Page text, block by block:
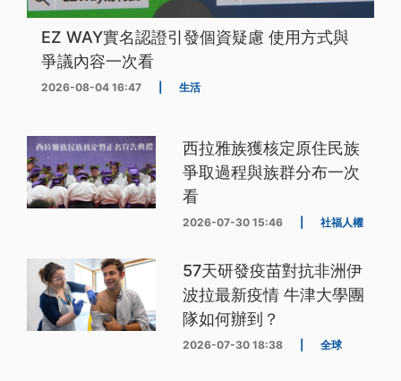
EZ WAY實名認證引發個資疑慮 使用方式與
爭議內容一次看
2026-08-04 16:47 生活
西拉雅族獲核定原住民族
爭取過程與族群分布一次
看
2026-07-30 15:46 社福人權
57天研發疫苗對抗非洲伊
波拉最新疫情 牛津大學團
隊如何辦到？
2026-07-30 18:38 全球